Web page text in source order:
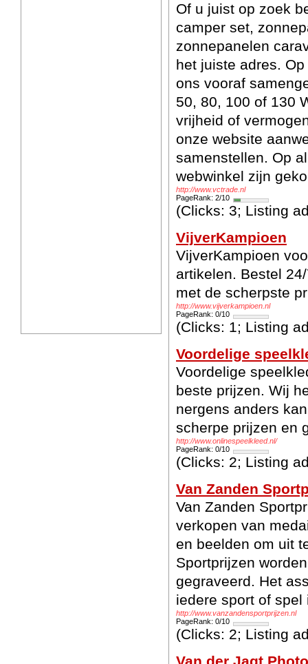
Of u juist op zoek
camper set,
zonnepanelen
het juiste adres.
ons vooraf
50, 80, 100 of 130
vrijheid of
onze website
samenstellen. Op
webwinkel zijn
http://www.vctrade.nl
PageRank: 2/10
(Clicks: 3; Listing
VijverKampioen
VijverKampioen
artikelen. Bestel
met de scherpste
http://www.vijverkampioen.nl
PageRank: 0/10
(Clicks: 1; Listing
Voordelige
Voordelige
beste prijzen. Wij
nergens anders
scherpe prijzen en
http://www.onlinespeelkleed.nl/
PageRank: 0/10
(Clicks: 2; Listing
Van Zanden
Van Zanden
verkopen van
en beelden om uit
Sportprijzen
gegraveerd. Het
iedere sport of
http://www.vanzandensportprijzen.nl
PageRank: 0/10
(Clicks: 2; Listing